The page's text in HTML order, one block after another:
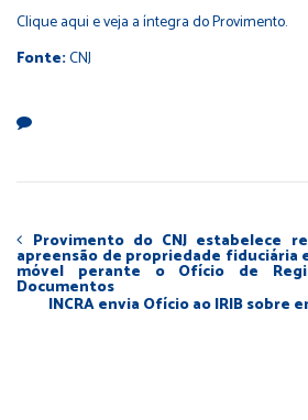
Cliqueaquie veja a íntegra do Provimento.
Fonte:CNJ
Provimento do CNJ estabelece
apreensão de propriedade fiduciária
móvel perante o Ofício de
Documentos
INCRA envia Ofício ao IRIB sobre